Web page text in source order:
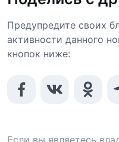
Предупредите своих
активности данного
кнопок ниже: